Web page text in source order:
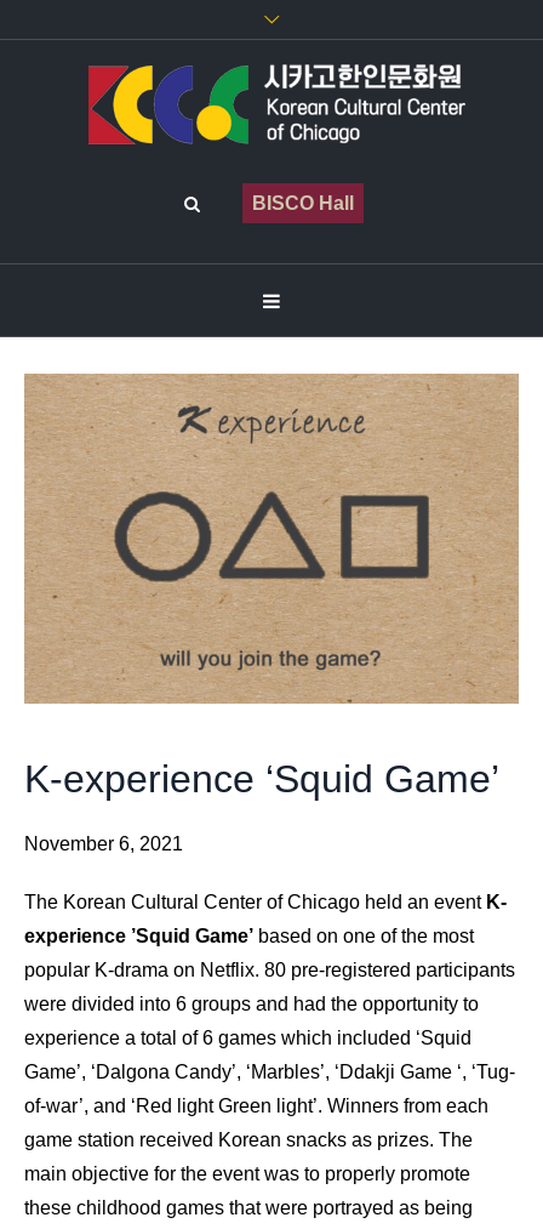
BISCO Hall
K-experience ‘Squid Game’
November 6, 2021
The Korean Cultural Center of Chicago held an event K-
experience ’Squid Game’ based on one of the most
popular K-drama on Netflix. 80 pre-registered participants
were divided into 6 groups and had the opportunity to
experience a total of 6 games which included ‘Squid
Game’, ‘Dalgona Candy’, ‘Marbles’, ‘Ddakji Game ‘, ‘Tug-
of-war’, and ‘Red light Green light’. Winners from each
game station received Korean snacks as prizes. The
main objective for the event was to properly promote
these childhood games that were portrayed as being